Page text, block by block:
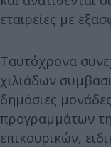
εταιρείες με
Ταυτόχρονα
χιλιάδων
δημόσιες
προγραμμάτων
επικουρικών,